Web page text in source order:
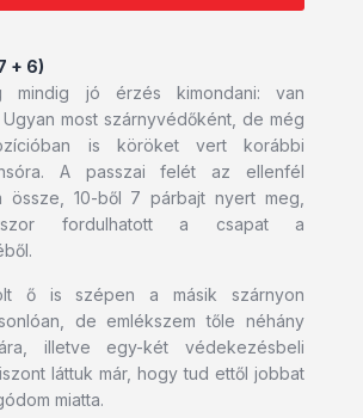
+ 6)
mindig jó érzés kimondani: van
most szárnyvédőként, de még
is köröket vert korábbi
A passzai felét az ellenfél
össze, 10-ből 7 párbajt nyert meg,
fordulhatott a csapat a
ő is szépen a másik szárnyon
de emlékszem tőle néhány
illetve egy-két védekezésbeli
láttuk már, hogy tud ettől jobbat
miatta.